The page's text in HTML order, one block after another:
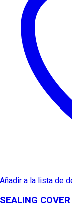
Añadir a la lista de
SEALING COVER